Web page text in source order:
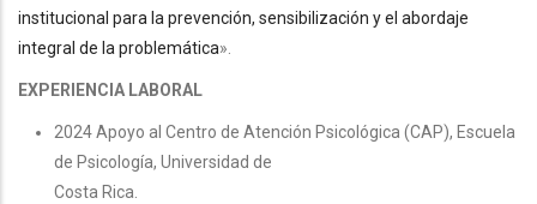
institucional para la prevención, sensibilización y el abordaje
integral de la problemática».
EXPERIENCIA LABORAL
2024 Apoyo al Centro de Atención Psicológica (CAP), Escuela
de Psicología, Universidad de
Costa Rica.